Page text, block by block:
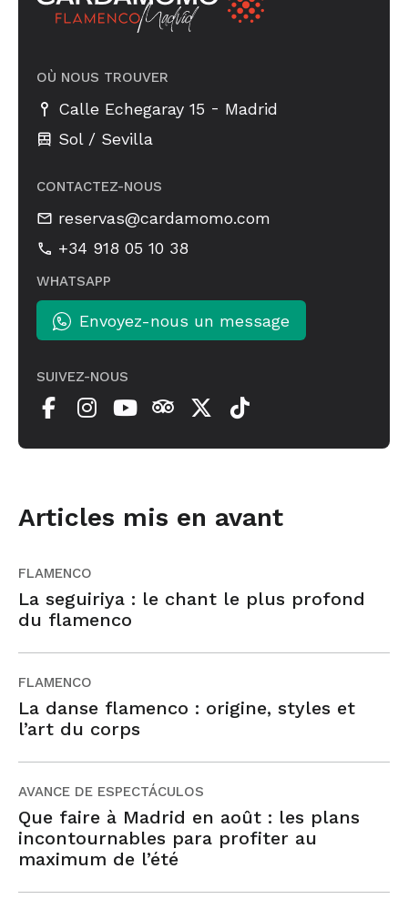
OÙ NOUS TROUVER
Calle Echegaray 15 - Madrid
Sol / Sevilla
CONTACTEZ-NOUS
reservas@cardamomo.com
+34 918 05 10 38
WHATSAPP
Envoyez-nous un message
SUIVEZ-NOUS
Articles mis en avant
FLAMENCO
La seguiriya : le chant le plus profond
du flamenco
FLAMENCO
La danse flamenco : origine, styles et
l’art du corps
AVANCE DE ESPECTÁCULOS
Que faire à Madrid en août : les plans
incontournables para profiter au
maximum de l’été